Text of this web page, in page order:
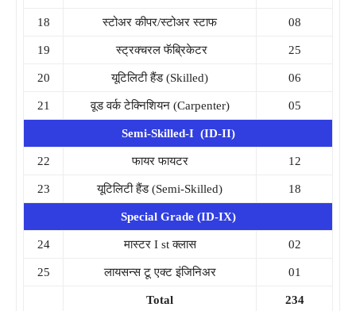
18 स्टोअर कीपर/स्टोअर स्टाफ 08
19 स्ट्रक्चरल फॅब्रिकेटर 25
20 यूटिलिटी हैंड (Skilled) 06
21 वूड वर्क टेक्निशियन (Carpenter) 05
Semi-Skilled-I (ID-II)
22 फायर फायटर 12
23 यूटिलिटी हैंड (Semi-Skilled) 18
Special Grade (ID-IX)
24 मास्टर I st क्लास 02
25 लायसन्स टू एक्ट इंजिनिअर 01
Total 234